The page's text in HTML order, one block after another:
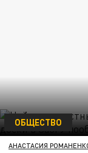
ОБЩЕСТВО
АНАСТАСИЯ